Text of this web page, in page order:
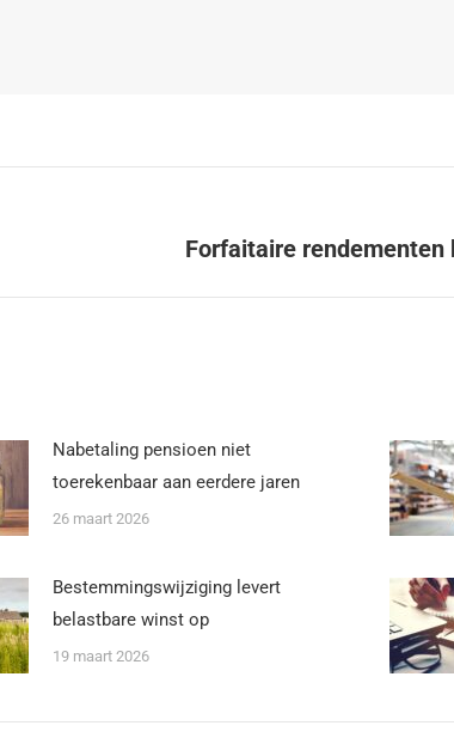
Forfaitaire rendementen
Nabetaling pensioen niet
toerekenbaar aan eerdere jaren
26 maart 2026
Bestemmingswijziging levert
belastbare winst op
19 maart 2026